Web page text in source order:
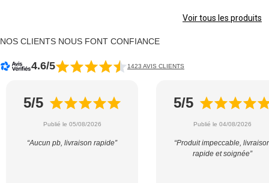
Voir tous les produits
NOS CLIENTS NOUS FONT CONFIANCE
4.6/5 1423 AVIS CLIENTS
5/5
Publié le 05/08/2026
“Aucun pb, livraison rapide”
5/5
Publié le 04/08/2026
“Produit impeccable,
rapide et soignée”